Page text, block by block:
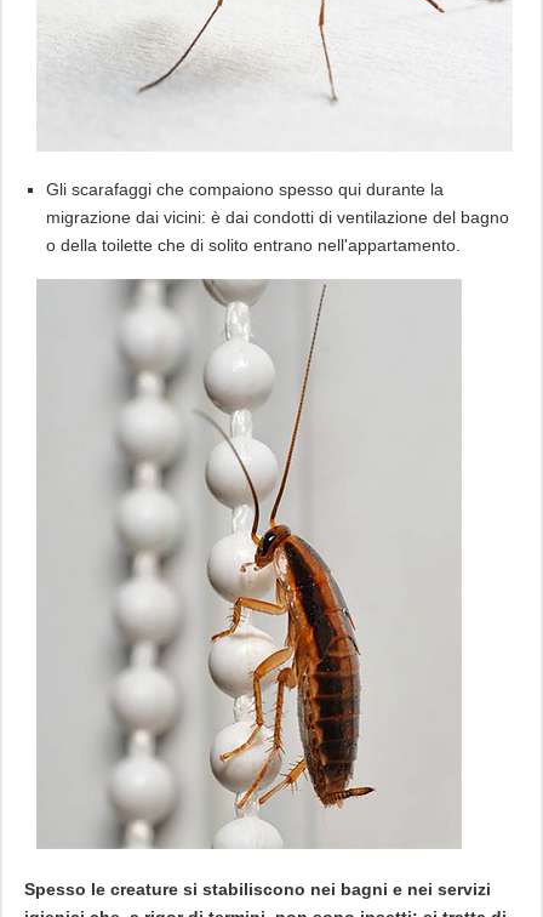
Gli scarafaggi che compaiono spesso qui durante la
migrazione dai vicini: è dai condotti di ventilazione del bagno
o della toilette che di solito entrano nell'appartamento.
Spesso le creature si stabiliscono nei bagni e nei servizi